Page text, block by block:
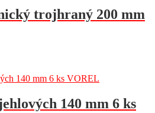
trojhraný 200 mm
140 mm 6 ks